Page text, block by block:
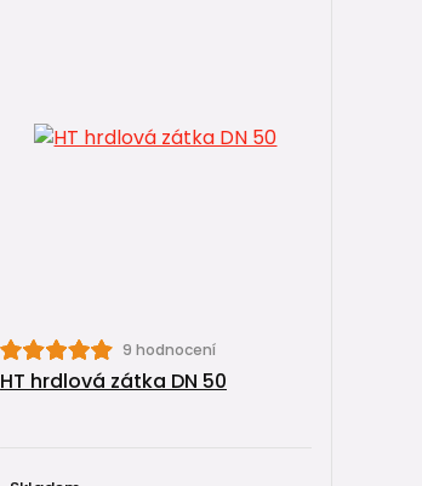
9 hodnocení
HT hrdlová zátka DN 50